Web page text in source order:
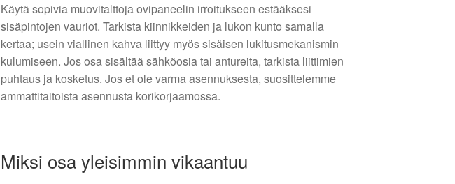
Käytä sopivia muovitalttoja ovipaneelin irroitukseen estääksesi
sisäpintojen vauriot. Tarkista kiinnikkeiden ja lukon kunto samalla
kertaa; usein viallinen kahva liittyy myös sisäisen lukitusmekanismin
kulumiseen. Jos osa sisältää sähköosia tai antureita, tarkista liittimien
puhtaus ja kosketus. Jos et ole varma asennuksesta, suosittelemme
ammattitaitoista asennusta korikorjaamossa.
Miksi osa yleisimmin vikaantuu